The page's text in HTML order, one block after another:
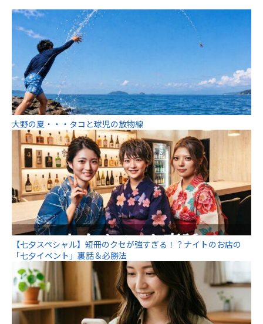
大野の夏・・・タコと球児の放物線
【七夕スペシャル】短冊のクセが強すぎる！？ナイトのお店の
「七夕イベント」裏話＆必勝法